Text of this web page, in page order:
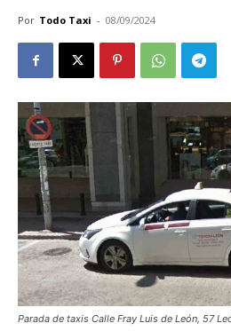
Por Todo Taxi - 08/09/2024
Parada de taxis Calle Fray Luis de León, 57